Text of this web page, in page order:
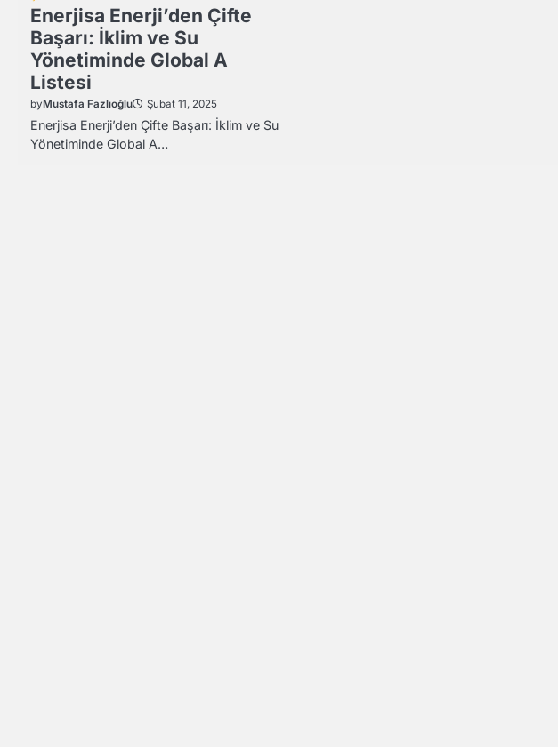
Enerjisa Enerji’den Çifte
Başarı: İklim ve Su
Yönetiminde Global A
Listesi
byMustafa Fazlıoğlu Şubat 11, 2025
Enerjisa Enerji’den Çifte Başarı: İklim ve Su
Yönetiminde Global A…